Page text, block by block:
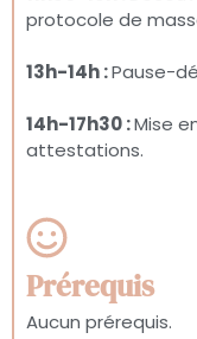
protocole de
13h-14h :Pause-
14h-17h30 :Mise
attestations.
Prérequis
Aucun prérequis.